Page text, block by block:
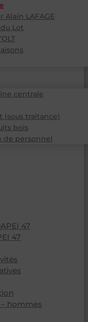
Alain LAFAGE
du Lot
centrale
traitance)
bois
de personnel
47
47
hommes